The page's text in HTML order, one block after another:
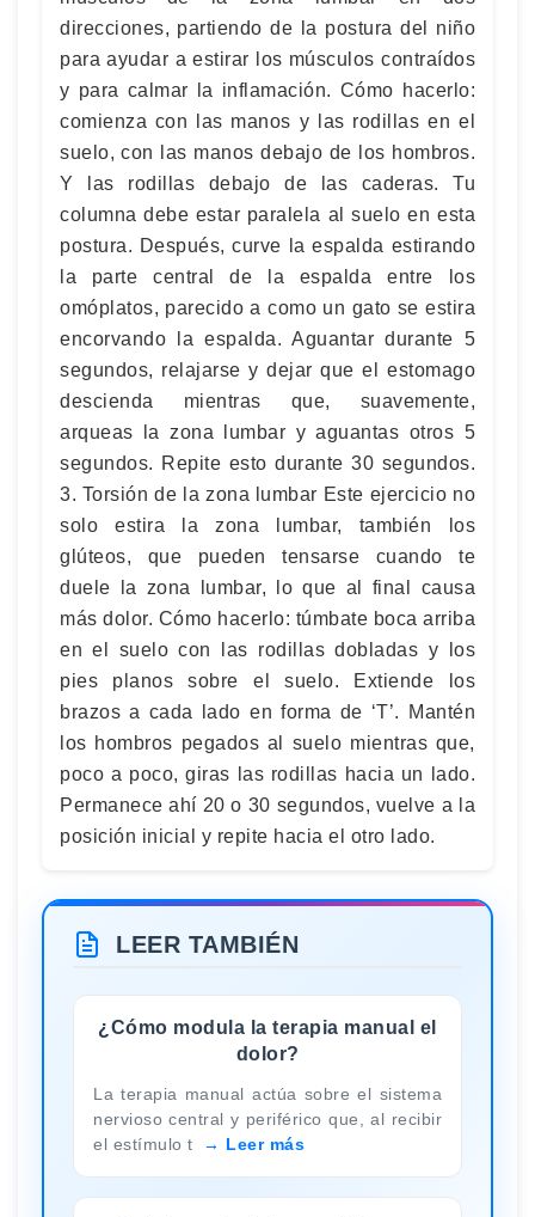
direcciones, partiendo de la postura del niño
para ayudar a estirar los músculos contraídos
y para calmar la inflamación. Cómo hacerlo:
comienza con las manos y las rodillas en el
suelo, con las manos debajo de los hombros.
Y las rodillas debajo de las caderas. Tu
columna debe estar paralela al suelo en esta
postura. Después, curve la espalda estirando
la parte central de la espalda entre los
omóplatos, parecido a como un gato se estira
encorvando la espalda. Aguantar durante 5
segundos, relajarse y dejar que el estomago
descienda mientras que, suavemente,
arqueas la zona lumbar y aguantas otros 5
segundos. Repite esto durante 30 segundos.
3. Torsión de la zona lumbar Este ejercicio no
solo estira la zona lumbar, también los
glúteos, que pueden tensarse cuando te
duele la zona lumbar, lo que al final causa
más dolor. Cómo hacerlo: túmbate boca arriba
en el suelo con las rodillas dobladas y los
pies planos sobre el suelo. Extiende los
brazos a cada lado en forma de ‘T’. Mantén
los hombros pegados al suelo mientras que,
poco a poco, giras las rodillas hacia un lado.
Permanece ahí 20 o 30 segundos, vuelve a la
posición inicial y repite hacia el otro lado.
LEER TAMBIÉN
¿Cómo modula la terapia manual el
dolor?
La terapia manual actúa sobre el sistema
nervioso central y periférico que, al recibir
el estímulo t
Leer más